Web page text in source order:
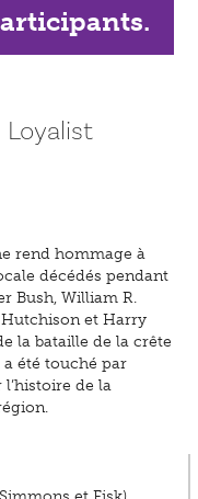
rend hommage à
décédés pendant
Bush, William R.
et Harry
la bataille de la crête
été touché par
de la